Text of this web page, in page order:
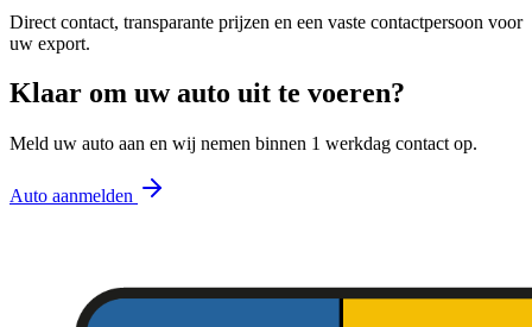
Direct contact, transparante prijzen en een vaste contactpersoon voor
uw export.
Klaar om uw auto uit te voeren?
Meld uw auto aan en wij nemen binnen 1 werkdag contact op.
Auto aanmelden